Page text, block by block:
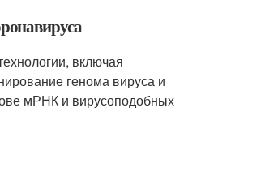
включая
генома вируса и
мРНК и вирусоподобных